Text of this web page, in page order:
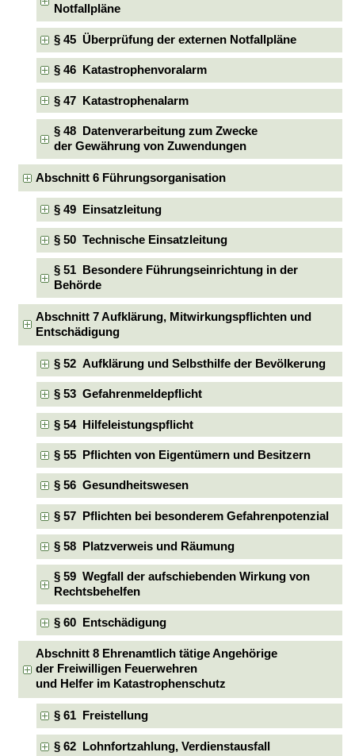
Notfallpläne
§ 45 Überprüfung der externen Notfallpläne
§ 46 Katastrophenvoralarm
§ 47 Katastrophenalarm
§ 48 Datenverarbeitung zum Zwecke
der Gewährung von Zuwendungen
Abschnitt 6 Führungsorganisation
§ 49 Einsatzleitung
§ 50 Technische Einsatzleitung
§ 51 Besondere Führungseinrichtung in der
Behörde
Abschnitt 7 Aufklärung, Mitwirkungspflichten und
Entschädigung
§ 52 Aufklärung und Selbsthilfe der Bevölkerung
§ 53 Gefahrenmeldepflicht
§ 54 Hilfeleistungspflicht
§ 55 Pflichten von Eigentümern und Besitzern
§ 56 Gesundheitswesen
§ 57 Pflichten bei besonderem Gefahrenpotenzial
§ 58 Platzverweis und Räumung
§ 59 Wegfall der aufschiebenden Wirkung von
Rechtsbehelfen
§ 60 Entschädigung
Abschnitt 8 Ehrenamtlich tätige Angehörige
der Freiwilligen Feuerwehren
und Helfer im Katastrophenschutz
§ 61 Freistellung
§ 62 Lohnfortzahlung, Verdienstausfall